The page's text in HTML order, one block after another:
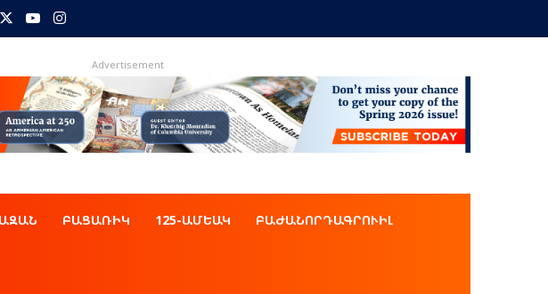
YouTubeInstagram
Advertisement
ԲԱՑԱՌԻԿ 125-ԱՄԵԱԿ ԲԱԺԱՆՈՐԴԱԳՐՈՒԻԼ